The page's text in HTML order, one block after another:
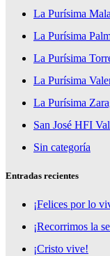
La Purísima
La Purísima
La Purísima
La Purísima
La Purísima
San José HFI
Sin categoría
Entradas recientes
¡Felices por lo
¡Recorrimos la
¡Cristo vive!